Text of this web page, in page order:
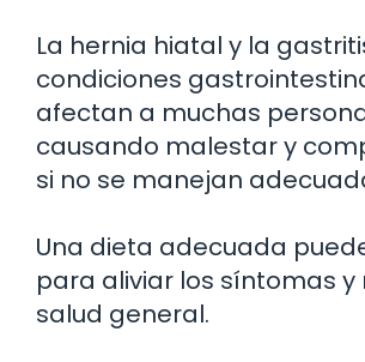
La hernia hiatal y la
condiciones
afectan a muchas
causando malestar y
si no se manejan
Una dieta adecuada
para aliviar los síntomas y
salud general.